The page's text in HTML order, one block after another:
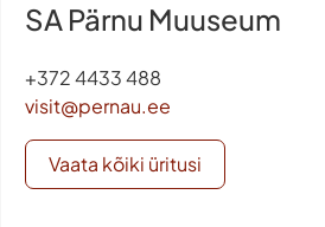
SA Pärnu Muuseum
+372 4433 488
visit@pernau.ee
Vaata kõiki üritusi